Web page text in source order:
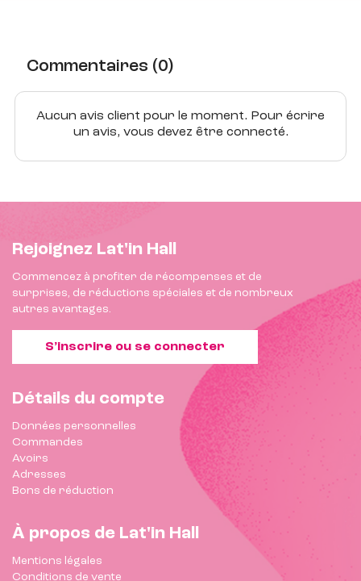
Commentaires (0)
Aucun avis client pour le moment. Pour écrire
un avis, vous devez être connecté.
Rejoignez Lat'in Hall
Commencez à profiter de récompenses et de
surprises, de réductions spéciales et de nombreux
autres avantages.
S’inscrire ou se connecter
Détails du compte
Données personnelles
Commandes
Avoirs
Adresses
Bons de réduction
À propos de Lat'in Hall
Mentions légales
Conditions de vente